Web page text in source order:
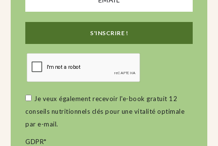
Je veux également recevoir l'e-book gratuit 12
conseils nutritionnels clés pour une vitalité optimale
par e-mail.
GDPR*